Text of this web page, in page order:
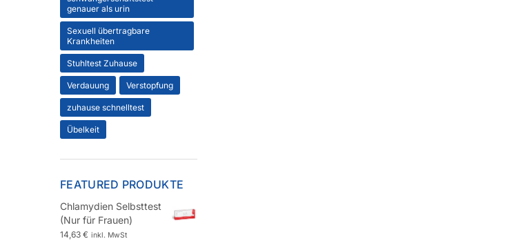
genauer als urin
Sexuell übertragbare
Krankheiten
Stuhltest Zuhause
Verdauung Verstopfung
zuhause schnelltest
Übelkeit
FEATURED PRODUKTE
Chlamydien Selbsttest
(Nur für Frauen)
14,63 € inkl. MwSt